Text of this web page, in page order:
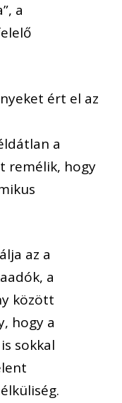
a
ért el az
a
remélik, hogy
az a
a
között
hogy a
sokkal